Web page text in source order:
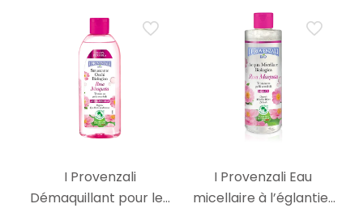
I Provenzali
Démaquillant pour les
I Provenzali Eau
micellaire à l’églantier